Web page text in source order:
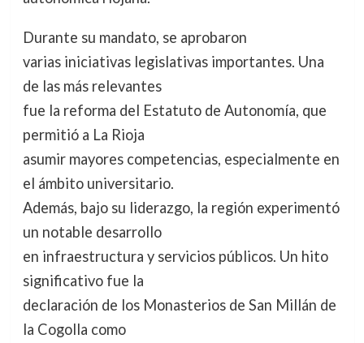
Durante su mandato, se aprobaron
varias iniciativas legislativas importantes. Una
de las más relevantes
fue la reforma del Estatuto de Autonomía, que
permitió a La Rioja
asumir mayores competencias, especialmente en
el ámbito universitario.
Además, bajo su liderazgo, la región experimentó
un notable desarrollo
en infraestructura y servicios públicos. Un hito
significativo fue la
declaración de los Monasterios de San Millán de
la Cogolla como